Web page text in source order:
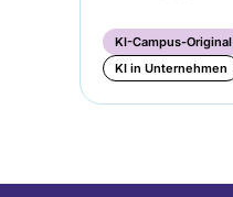
KI-Campus-Original
KI in Unternehmen